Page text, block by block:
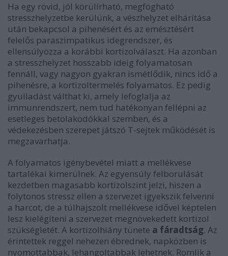
Ha egy rövid, jól körülírható, megfogható
stresszhelyzetbe kerülünk, a vészhelyzet elhárítása
után bekapcsol a pihenésért és az emésztésért
felelős paraszimpatikus idegrendszer, és
ellensúlyozza a korábbi kortizolválaszt. Ha azonban
a stresszhelyzet hosszabb ideig folyamatosan
fennáll, vagy nagyon gyakran ismétlődik, nincs idő a
pihenésre, a kortizoltermelés folyamatos. Ez pedig
gyulladást válthat ki, amely lefoglalja az
immunrendszert, nem tud hatékonyan fellépni az
esetleges betolakodókkal szemben, és a
védekezésben szerepet játszó T-sejtek működését is
megzavarhatja.
A folyamatos igénybevétel miatt a mellékvese
tartalékai kimerülnek. Az egyensúly felborulását
kezdetben magasabb kortizolszint jelzi, hiszen a
folytonos stressz ellen a szervezet igyekszik felvenni
a harcot, de a túlhajszolt mellékvese idővel képtelen
lesz kielégíteni a szervezet megnövekedett kortizol
szükségletét. A kortizolhiány tünete a fáradtság. Az
érintettek reggel nehezen ébrednek, napközben is
nyomottabbak, lehangoltabbak lehetnek. Romlik a